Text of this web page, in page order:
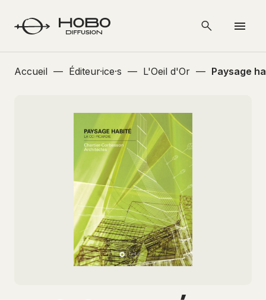
Accueil — Éditeur·ice·s — L'Oeil d'Or — Paysage